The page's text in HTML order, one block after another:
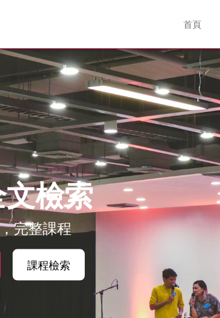
首頁
檢索
完整課程
課程檢索